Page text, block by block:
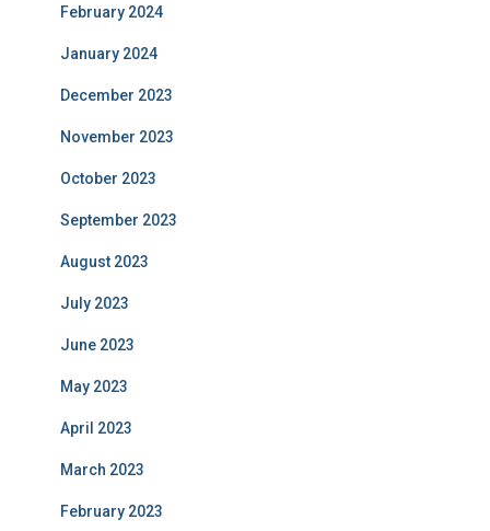
February 2024
January 2024
December 2023
November 2023
October 2023
September 2023
August 2023
July 2023
June 2023
May 2023
April 2023
March 2023
February 2023